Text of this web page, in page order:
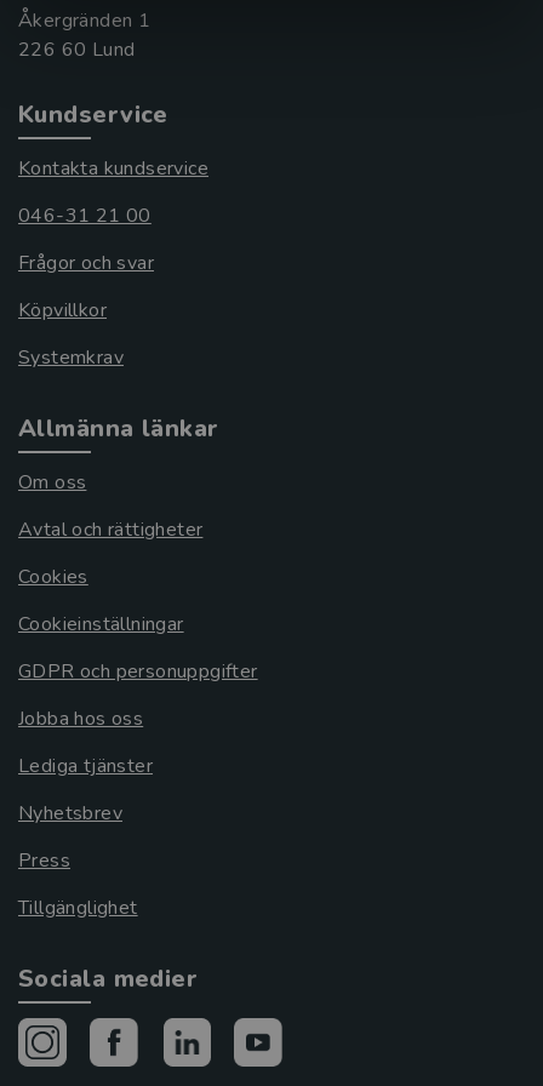
Åkergränden 1
Kundservice
Kontakta kundservice
046-31 21 00
Frågor och svar
Köpvillkor
Systemkrav
Allmänna länkar
Om oss
Avtal och rättigheter
Cookies
Cookieinställningar
GDPR och personuppgifter
Jobba hos oss
Lediga tjänster
Nyhetsbrev
Press
Tillgänglighet
Sociala medier